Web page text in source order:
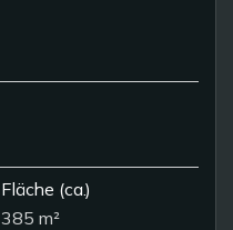
Fläche (ca.)
385 m²